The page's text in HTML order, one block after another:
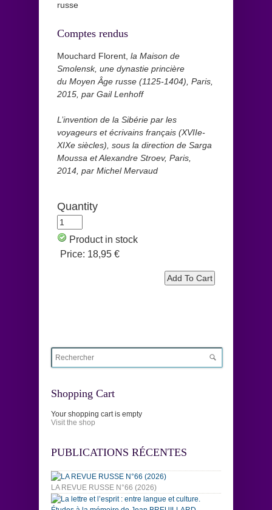
russe
Comptes rendus
Mouchard Florent, la Maison de
Smolensk, une dynastie princière
du Moyen Âge russe (1125-1404), Paris,
2015, par Gail Lenhoff
L’invention de la Sibérie par les
voyageurs et écrivains français (XVIIe-
XIXe siècles), sous la direction de Sarga
Moussa et Alexandre Stroev, Paris,
2014, par Michel Mervaud
Quantity
Product in stock
Price: 18,95 €
Shopping Cart
Your shopping cart is empty
Visit the shop
PUBLICATIONS RÉCENTES
LA REVUE RUSSE N°66 (2026)